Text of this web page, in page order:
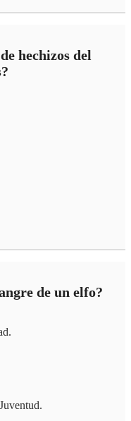
hechizos del
de un elfo?